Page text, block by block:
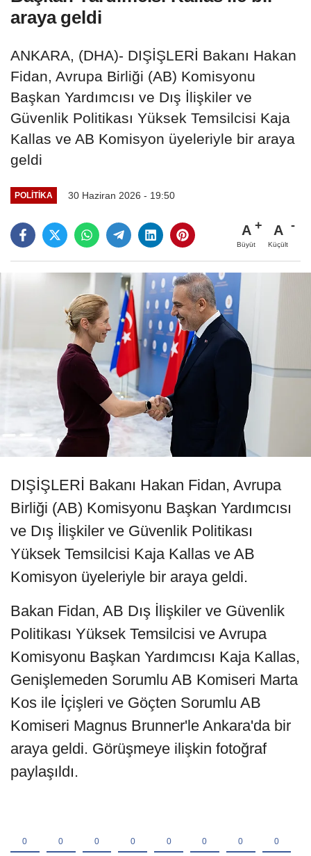
araya geldi
ANKARA, (DHA)- DIŞİŞLERİ Bakanı Hakan
Fidan, Avrupa Birliği (AB) Komisyonu
Başkan Yardımcısı ve Dış İlişkiler ve
Güvenlik Politikası Yüksek Temsilcisi Kaja
Kallas ve AB Komisyon üyeleriyle bir araya
geldi
POLITIKA 30 Haziran 2026 - 19:50
A
Büyüt
A
Küçült
DIŞİŞLERİ Bakanı Hakan Fidan, Avrupa
Birliği (AB) Komisyonu Başkan Yardımcısı
ve Dış İlişkiler ve Güvenlik Politikası
Yüksek Temsilcisi Kaja Kallas ve AB
Komisyon üyeleriyle bir araya geldi.
Bakan Fidan, AB Dış İlişkiler ve Güvenlik
Politikası Yüksek Temsilcisi ve Avrupa
Komisyonu Başkan Yardımcısı Kaja Kallas,
Genişlemeden Sorumlu AB Komiseri Marta
Kos ile İçişleri ve Göçten Sorumlu AB
Komiseri Magnus Brunner'le Ankara'da bir
araya geldi. Görüşmeye ilişkin fotoğraf
paylaşıldı.